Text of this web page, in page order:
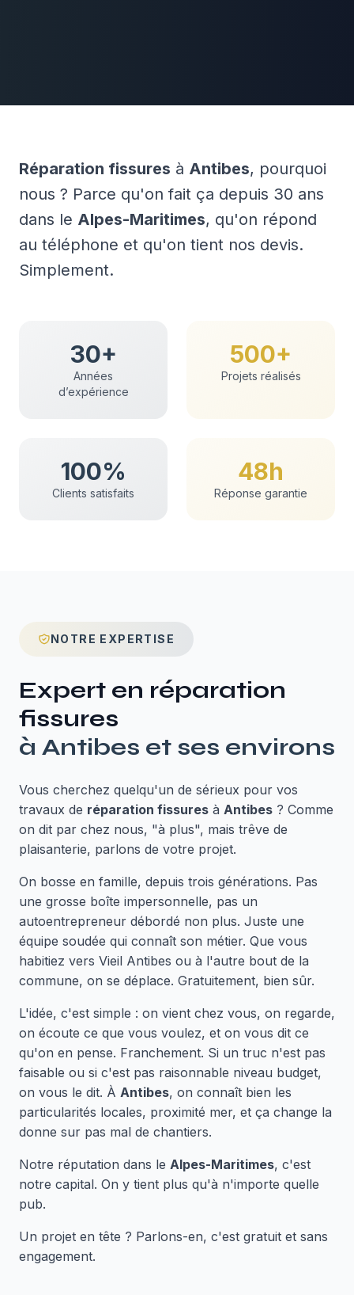
Réparation fissures à Antibes, pourquoi
nous ? Parce qu'on fait ça depuis 30 ans
dans le Alpes-Maritimes, qu'on répond
au téléphone et qu'on tient nos devis.
Simplement.
30+
Années
d’expérience
500+
Projets réalisés
100%
Clients satisfaits
48h
Réponse garantie
NOTRE EXPERTISE
Expert en réparation
fissures
à Antibes et ses environs
Vous cherchez quelqu'un de sérieux pour vos
travaux de réparation fissures à Antibes ? Comme
on dit par chez nous, "à plus", mais trêve de
plaisanterie, parlons de votre projet.
On bosse en famille, depuis trois générations. Pas
une grosse boîte impersonnelle, pas un
autoentrepreneur débordé non plus. Juste une
équipe soudée qui connaît son métier. Que vous
habitiez vers Vieil Antibes ou à l'autre bout de la
commune, on se déplace. Gratuitement, bien sûr.
L'idée, c'est simple : on vient chez vous, on regarde,
on écoute ce que vous voulez, et on vous dit ce
qu'on en pense. Franchement. Si un truc n'est pas
faisable ou si c'est pas raisonnable niveau budget,
on vous le dit. À Antibes, on connaît bien les
particularités locales, proximité mer, et ça change la
donne sur pas mal de chantiers.
Notre réputation dans le Alpes-Maritimes, c'est
notre capital. On y tient plus qu'à n'importe quelle
pub.
Un projet en tête ? Parlons-en, c'est gratuit et sans
engagement.